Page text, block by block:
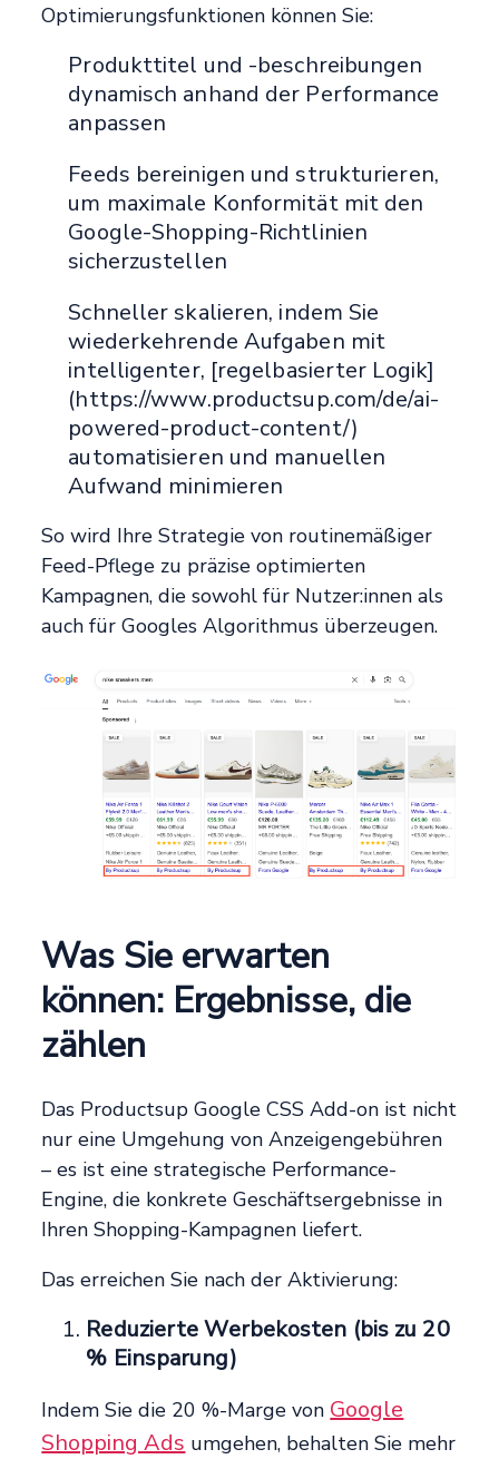
Optimierungsfunktionen können Sie:
Produkttitel und -beschreibungen
dynamisch anhand der Performance
anpassen
Feeds bereinigen und strukturieren,
um maximale Konformität mit den
Google-Shopping-Richtlinien
sicherzustellen
Schneller skalieren, indem Sie
wiederkehrende Aufgaben mit
intelligenter, [regelbasierter Logik]
(https://www.productsup.com/de/ai-
powered-product-content/)
automatisieren und manuellen
Aufwand minimieren
So wird Ihre Strategie von routinemäßiger
Feed-Pflege zu präzise optimierten
Kampagnen, die sowohl für Nutzer:innen als
auch für Googles Algorithmus überzeugen.
Was Sie erwarten
können: Ergebnisse, die
zählen
Das Productsup Google CSS Add-on ist nicht
nur eine Umgehung von Anzeigengebühren
– es ist eine strategische Performance-
Engine, die konkrete Geschäftsergebnisse in
Ihren Shopping-Kampagnen liefert.
Das erreichen Sie nach der Aktivierung:
Reduzierte Werbekosten (bis zu 20
% Einsparung)
Indem Sie die 20 %-Marge von Google
Shopping Ads umgehen, behalten Sie mehr